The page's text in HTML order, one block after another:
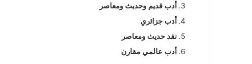
أدب قديم وحديث ومعاصر
أدب جزائري
نقد حديث ومعاصر
أدب عالمي مقارن